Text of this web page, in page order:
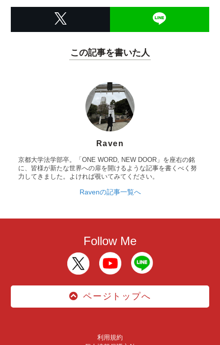
この記事を書いた人
Raven
京都大学法学部卒。「ONE WORD, NEW DOOR」を座右の銘
に、皆様が新たな世界への扉を開けるような記事を書くべく努
力してきました。よければ覗いてみてください。
Ravenの記事一覧へ
Follow Me
ページトップへ
利用規約